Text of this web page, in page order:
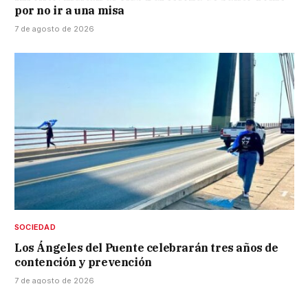
por no ir a una misa
7 de agosto de 2026
SOCIEDAD
Los Ángeles del Puente celebrarán tres años de
contención y prevención
7 de agosto de 2026